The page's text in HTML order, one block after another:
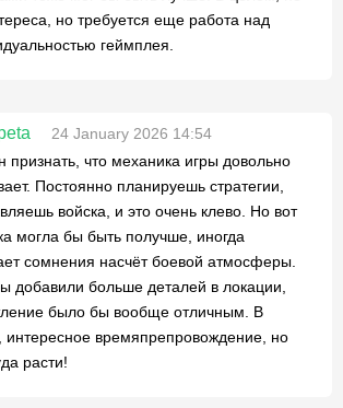
но требуется еще работа над
геймплея.
24 January 2026 14:54
признать, что механика игры довольно
Постоянно планируешь стратегии,
войска, и это очень клево. Но вот
могла бы быть получше, иногда
сомнения насчёт боевой атмосферы.
добавили больше деталей в локации,
было бы вообще отличным. В
интересное времяпрепровождение, но
расти!